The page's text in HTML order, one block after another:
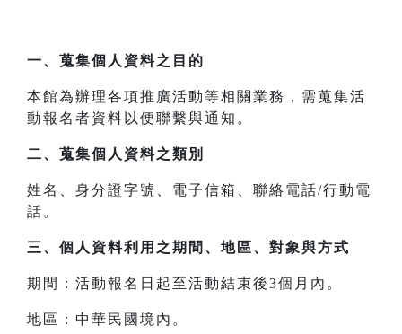
一、 蒐集個人資料之目的
本館為辦理各項推廣活動等相關業務，需蒐集活
動報名者資料以便聯繫與通知。
二、 蒐集個人資料之類別
姓名、身分證字號、電子信箱、聯絡電話/行動電
話。
三、 個人資料利用之期間、地區、對象與方式
期間：活動報名日起至活動結束後3個月內。
地區：中華民國境內。